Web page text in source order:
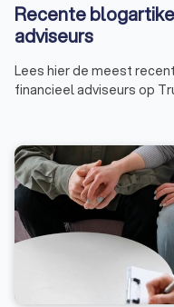
Recente
adviseurs
Lees hier de meest
financieel adviseurs op